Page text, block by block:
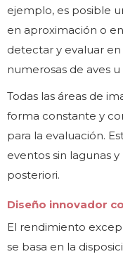
ejemplo, es posible
en aproximación o
detectar y evaluar
numerosas de aves
Todas las áreas de
forma constante y
para la evaluación.
eventos sin lagunas
posteriori.
Diseño innovador
El rendimiento
se basa en la